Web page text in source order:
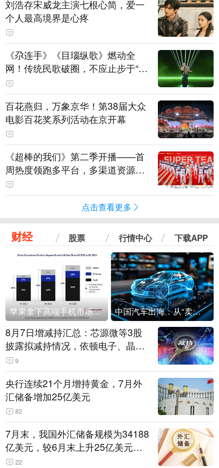
刘浩存宋威龙主演七根心简，爱一
个人最高境界是心疼
《尕连手》《目瑙纵歌》燃动全
网！传统民歌破圈，不应止步于“上
头”
百花燕归，万象京华！第38届大众
电影百花奖系列活动在京开幕
《超棒的我们》第二季开播——首
周热度领跑多平台，多渠道资源加
持助推棒球文化出圈
点击查看更多
财经 股票 行情中心 下载APP
苹果拿下高端手机市场65%的份额：iPhone 17系列功不可没 中国汽车出海：从“卖出去”到“走进去”
8月7日增减持汇总：芯源微等3股
披露拟减持情况，依顿电子、晶华
微拟增持（表）
9
央行连续21个月增持黄金，7月外
汇储备增加25亿美元
82
7月末，我国外汇储备规模为34188
亿美元，较6月末上升25亿美元，
升幅为0.07%
22